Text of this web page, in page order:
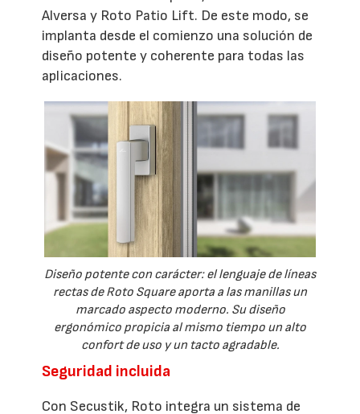
Alversa y Roto Patio Lift. De este modo, se
implanta desde el comienzo una solución de
diseño potente y coherente para todas las
aplicaciones.
Diseño potente con carácter: el lenguaje de líneas
rectas de Roto Square aporta a las manillas un
marcado aspecto moderno. Su diseño
ergonómico propicia al mismo tiempo un alto
confort de uso y un tacto agradable.
Seguridad incluida
Con Secustik, Roto integra un sistema de